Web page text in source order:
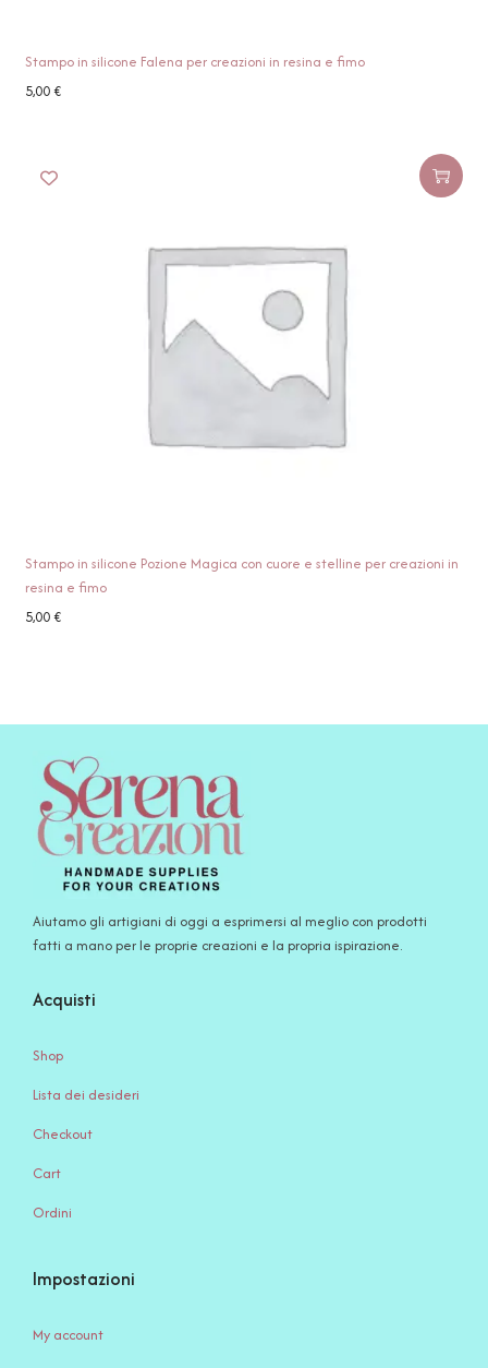
Stampo in silicone Falena per creazioni in resina e fimo
5,00€
Stampo in silicone Pozione Magica con cuore e stelline per creazioni in
resina e fimo
5,00€
Aiutamo gli artigiani di oggi a esprimersi al meglio con prodotti
fatti a mano per le proprie creazioni e la propria ispirazione.
Acquisti
Shop
Lista dei desideri
Checkout
Cart
Ordini
Impostazioni
My account